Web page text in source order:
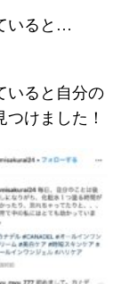
いると…
いると自分の
けました！